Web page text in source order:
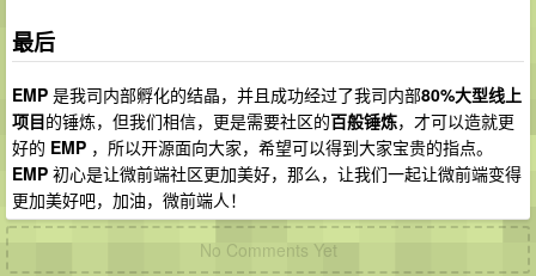
最后
EMP 是我司内部孵化的结晶，并且成功经过了我司内部80%大型线上
项目的锤炼，但我们相信，更是需要社区的百般锤炼，才可以造就更
好的 EMP ，所以开源面向大家，希望可以得到大家宝贵的指点。
EMP 初心是让微前端社区更加美好，那么，让我们一起让微前端变得
更加美好吧，加油，微前端人！
No Comments Yet